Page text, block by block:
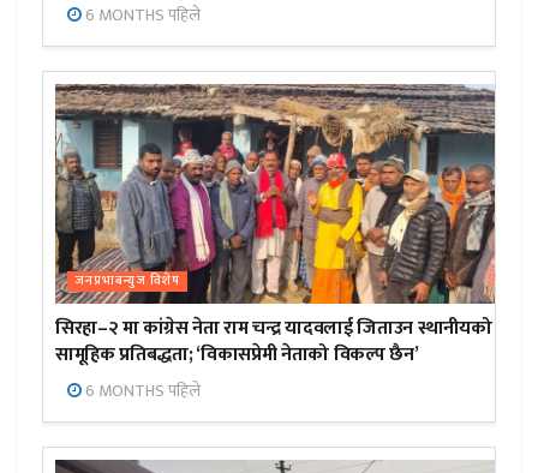
6 MONTHS पहिले
जनप्रभाबन्युज विशेष
सिरहा–२ मा कांग्रेस नेता राम चन्द्र यादवलाई जिताउन स्थानीयको
सामूहिक प्रतिबद्धता; ‘विकासप्रेमी नेताको विकल्प छैन’
6 MONTHS पहिले